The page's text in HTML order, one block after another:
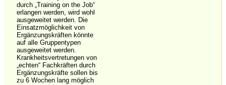
durch „Training on the Job“
erlangen werden, wird wohl
ausgeweitet werden. Die
Einsatzmöglichkeit von
Ergänzungskräften könnte
auf alle Gruppentypen
ausgeweitet werden.
Krankheitsvertretungen von
„echten“ Fachkräften durch
Ergänzungskräfte sollen bis
zu 6 Wochen lang möglich